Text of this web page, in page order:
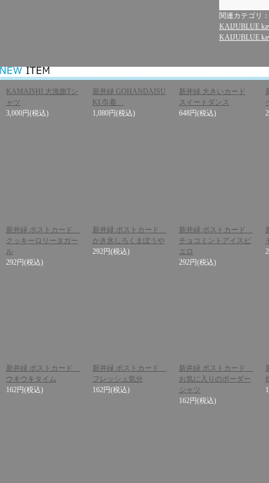
関連カテゴリ：
KAIJUBLUE
KAIJUBLUE
KAMAISHI 大漁旗Tシ
ャツ
3,000円(税込)
新井緑 GOHANDAISU
KI 巾着
1,080円(税込)
新井緑 大きいカード
スイートダンス
648円(税込)
新井緑 ポストカード
クッキーロリータガー
ル
292円(税込)
新井緑 ポストカード
かき氷しろくまぼうや
292円(税込)
新井緑 ポストカード
チョコミントアイスピ
エロ
292円(税込)
新井緑 ポストカード
ウキウキタイム
162円(税込)
新井緑 ポストカード
フレッシュ気分
162円(税込)
新井緑 ポストカード
お気に入りのボーダー
シャツ
162円(税込)